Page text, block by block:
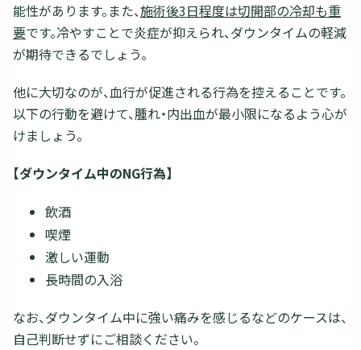
能性があります。また、施術後3日程度は切開部の冷却も重
要です。冷やすことで炎症が抑えられ、ダウンタイムの軽減
が期待できるでしょう。
他に大切なのが、血行が促進される行為を控えることです。
以下の行動を避けて、腫れ・内出血が最小限になるよう心が
けましょう。
【ダウンタイム中のNG行為】
飲酒
喫煙
激しい運動
長時間の入浴
なお、ダウンタイム中に強い痛みを感じるなどのケースは、
自己判断せずにご相談ください。